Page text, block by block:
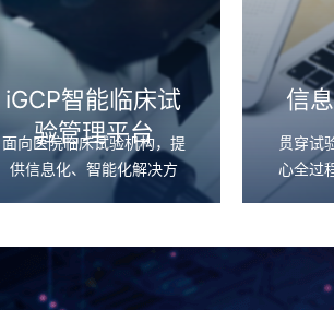
iGCP智能临床试
验管理平台
面向医院临床试验机构，提
供信息化、智能化解决方
盾，提升临床试验质量，加
强机构管理水平，提高临床
试验执行效率。
信
贯穿试
心全过
项、伦